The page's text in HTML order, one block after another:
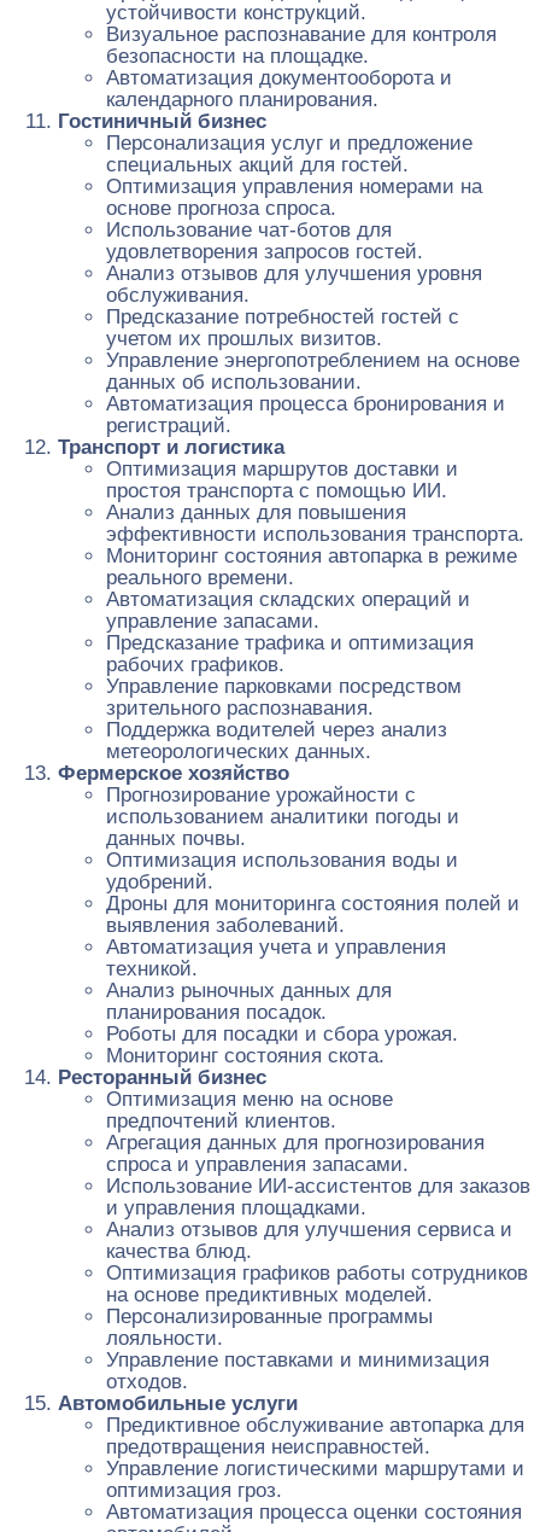
устойчивости конструкций.
Визуальное распознавание для контроля
безопасности на площадке.
Автоматизация документооборота и
календарного планирования.
Гостиничный бизнес
Персонализация услуг и предложение
специальных акций для гостей.
Оптимизация управления номерами на
основе прогноза спроса.
Использование чат-ботов для
удовлетворения запросов гостей.
Анализ отзывов для улучшения уровня
обслуживания.
Предсказание потребностей гостей с
учетом их прошлых визитов.
Управление энергопотреблением на основе
данных об использовании.
Автоматизация процесса бронирования и
регистраций.
Транспорт и логистика
Оптимизация маршрутов доставки и
простоя транспорта с помощью ИИ.
Анализ данных для повышения
эффективности использования транспорта.
Мониторинг состояния автопарка в режиме
реального времени.
Автоматизация складских операций и
управление запасами.
Предсказание трафика и оптимизация
рабочих графиков.
Управление парковками посредством
зрительного распознавания.
Поддержка водителей через анализ
метеорологических данных.
Фермерское хозяйство
Прогнозирование урожайности с
использованием аналитики погоды и
данных почвы.
Оптимизация использования воды и
удобрений.
Дроны для мониторинга состояния полей и
выявления заболеваний.
Автоматизация учета и управления
техникой.
Анализ рыночных данных для
планирования посадок.
Роботы для посадки и сбора урожая.
Мониторинг состояния скота.
Ресторанный бизнес
Оптимизация меню на основе
предпочтений клиентов.
Агрегация данных для прогнозирования
спроса и управления запасами.
Использование ИИ-ассистентов для заказов
и управления площадками.
Анализ отзывов для улучшения сервиса и
качества блюд.
Оптимизация графиков работы сотрудников
на основе предиктивных моделей.
Персонализированные программы
лояльности.
Управление поставками и минимизация
отходов.
Автомобильные услуги
Предиктивное обслуживание автопарка для
предотвращения неисправностей.
Управление логистическими маршрутами и
оптимизация гроз.
Автоматизация процесса оценки состояния